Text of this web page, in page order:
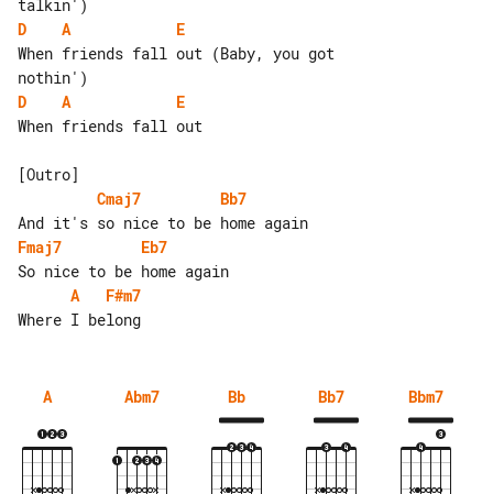
D
A
E
When friends fall out (Baby, you got
D
A
E
When friends fall out
Cmaj7
Bb7
Fmaj7
Eb7
A
F#m7
A Abm7 Bb Bb7 Bbm7